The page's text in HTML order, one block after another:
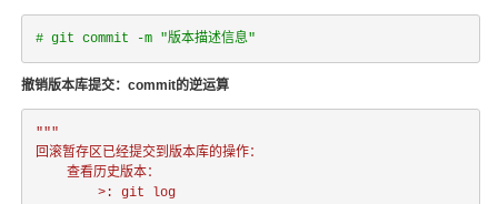
# git commit -m "版本描述信息"
撤销版本库提交：commit的逆运算
"""
回滚暂存区已经提交到版本库的操作：
    查看历史版本：
        >: git log